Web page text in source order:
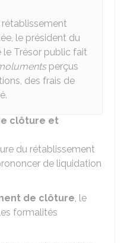
le président du
Trésor public fait
perçus
des frais de
clôture et
du rétablissement
de liquidation
de clôture, le
formalités